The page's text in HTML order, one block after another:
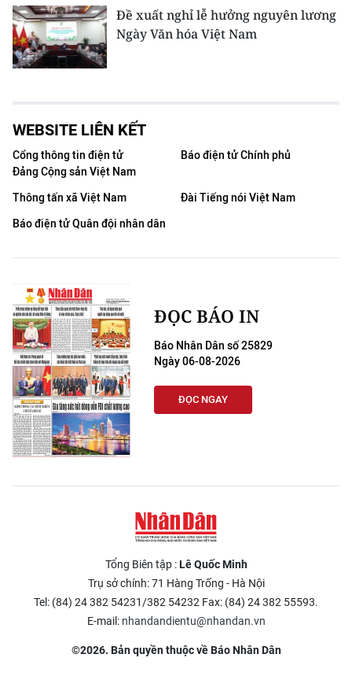
Đề xuất nghỉ lễ hưởng nguyên lương
Ngày Văn hóa Việt Nam
WEBSITE LIÊN KẾT
Cổng thông tin điện tử
Đảng Cộng sản Việt Nam
Báo điện tử Chính phủ
Thông tấn xã Việt Nam
Đài Tiếng nói Việt Nam
Báo điện tử Quân đội nhân dân
ĐỌC BÁO IN
Báo Nhân Dân số 25829
Ngày 06-08-2026
ĐỌC NGAY
Tổng Biên tập :Lê Quốc Minh
Trụ sở chính: 71 Hàng Trống - Hà Nội
Tel: (84) 24 382 54231/382 54232 Fax: (84) 24 382 55593.
E-mail: nhandandientu@nhandan.vn
©2026. Bản quyền thuộc về Báo Nhân Dân